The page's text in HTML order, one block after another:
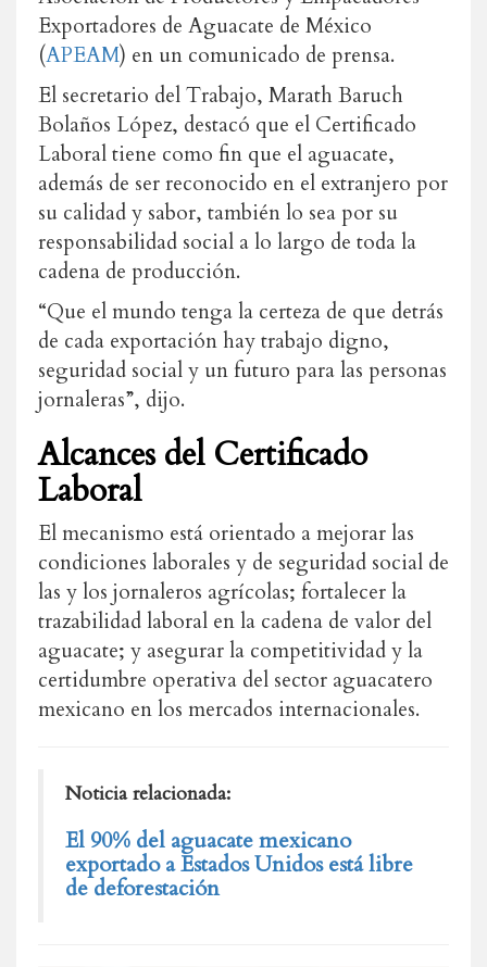
Exportadores de Aguacate de México
(APEAM) en un comunicado de prensa.
El secretario del Trabajo, Marath Baruch
Bolaños López, destacó que el Certificado
Laboral tiene como fin que el aguacate,
además de ser reconocido en el extranjero por
su calidad y sabor, también lo sea por su
responsabilidad social a lo largo de toda la
cadena de producción.
“Que el mundo tenga la certeza de que detrás
de cada exportación hay trabajo digno,
seguridad social y un futuro para las personas
jornaleras”, dijo.
Alcances del Certificado
Laboral
El mecanismo está orientado a mejorar las
condiciones laborales y de seguridad social de
las y los jornaleros agrícolas; fortalecer la
trazabilidad laboral en la cadena de valor del
aguacate; y asegurar la competitividad y la
certidumbre operativa del sector aguacatero
mexicano en los mercados internacionales.
Noticia relacionada:
El 90% del aguacate mexicano
exportado a Estados Unidos está libre
de deforestación